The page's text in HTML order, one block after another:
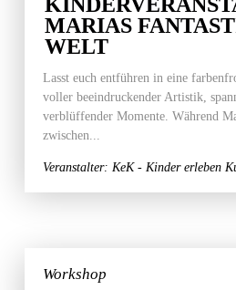
MARIAS
WELT
Lasst euch entführen in eine
voller beeindruckender Artistik,
verblüffender Momente. Während
zwischen...
Veranstalter: KeK - Kinder erleben
Workshop